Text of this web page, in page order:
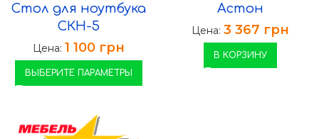
Стол для ноутбука
СКН-5
Цена: 1 100 грн
ВЫБЕРИТЕ ПАРАМЕТРЫ
Астон
Цена: 3 367 грн
В КОРЗИНУ